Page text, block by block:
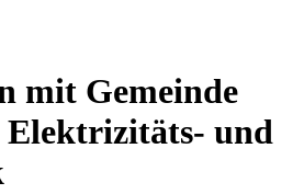
mit Gemeinde
Elektrizitäts- und